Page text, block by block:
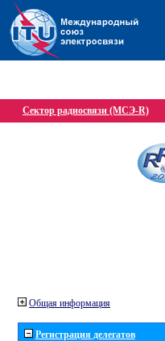
Сектор радиосвязи (МСЭ-R)
Общая информация
Регистрация делегатов